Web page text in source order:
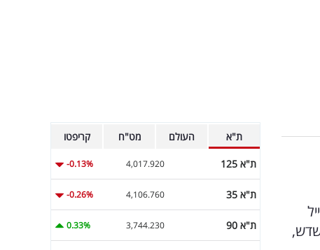
אייל
ת"א העולם מט"ח קריפטו
ת"א 125 4,017.920
-0.13%
ת"א 35 4,106.760
-0.26%
ת"א 90 3,744.230
0.33%